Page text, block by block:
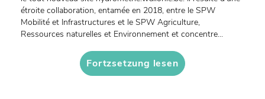
étroite collaboration, entamée en 2018, entre le SPW
Mobilité et Infrastructures et le SPW Agriculture,
Ressources naturelles et Environnement et concentre...
Fortzsetzung lesen